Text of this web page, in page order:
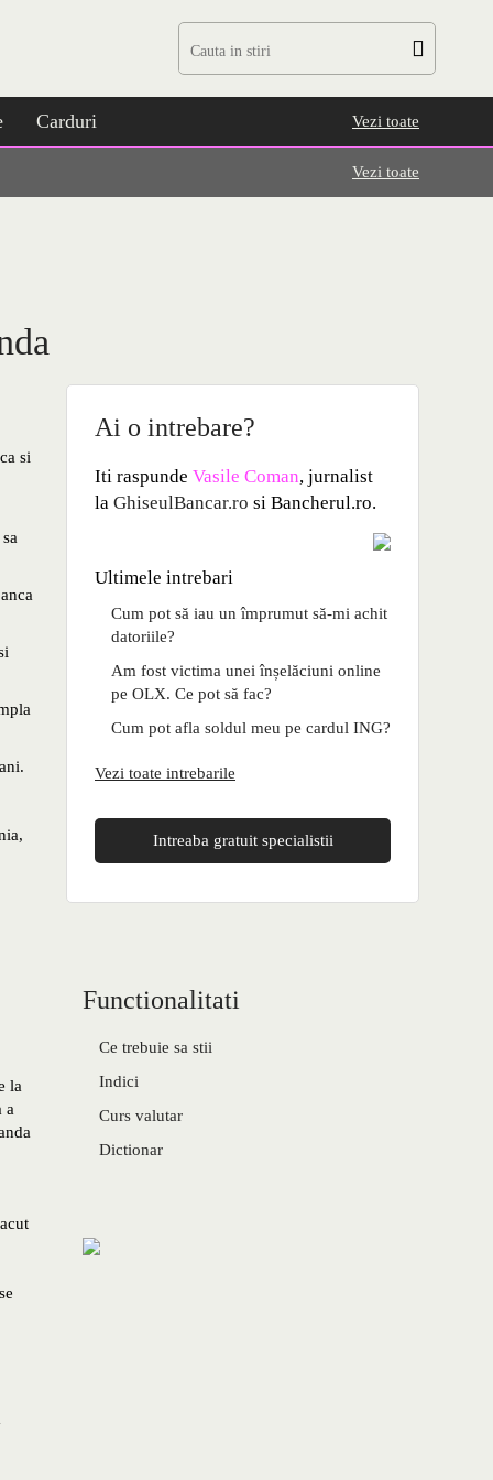
Carduri Vezi toate
Vezi toate
si
la
a
Ai o intrebare?
Iti raspunde Vasile Coman, jurnalist
la GhiseulBancar.ro si Bancherul.ro.
Ultimele intrebari
Cum pot să iau un împrumut să-mi achit
datoriile?
Am fost victima unei înșelăciuni online
pe OLX. Ce pot să fac?
Cum pot afla soldul meu pe cardul ING?
Vezi toate intrebarile
Intreaba gratuit specialistii
Functionalitati
Ce trebuie sa stii
Indici
Curs valutar
Dictionar